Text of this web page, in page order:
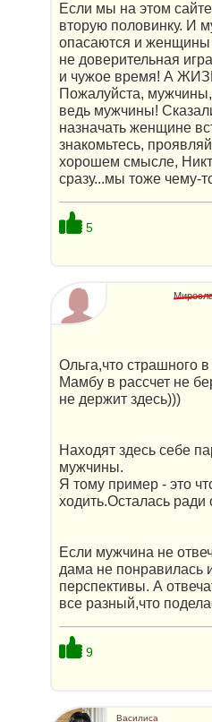
Если мы на этом
вторую половинку. И
опасаются и женщины
не доверительная
и чужое время! А
Пожалуйста,
ведь мужчины!
назначать женщине
знакомьтесь,
хорошем смысле,
сразу...мы тоже
5
Ольга,что страшного
Мамбу в рассчет не
не держит здесь)))
Находят здесь себе
мужчины.
Я тому пример - это
ходить.Осталась
Если мужчина не
дама не понравилась
перспективы. А
все разный,что
9
Василиса